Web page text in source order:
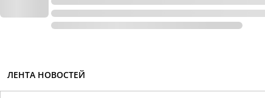
ЛЕНТА НОВОСТЕЙ